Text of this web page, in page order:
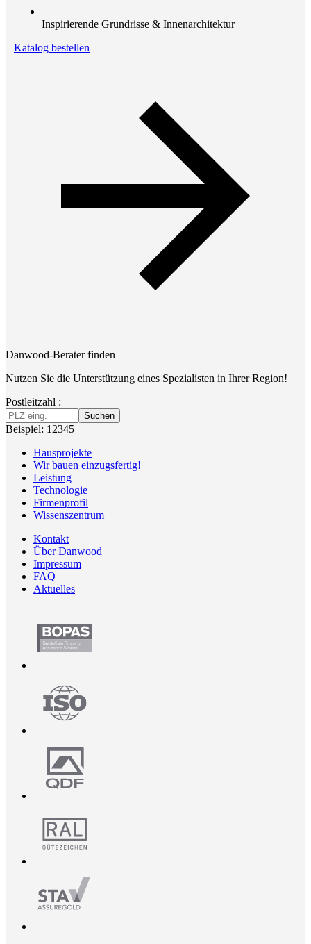
Inspirierende Grundrisse & Innenarchitektur
Katalog bestellen
Danwood-Berater finden
Nutzen Sie die Unterstützung eines Spezialisten in Ihrer Region!
Postleitzahl :
Suchen
Beispiel: 12345
Hausprojekte
Wir bauen einzugsfertig!
Leistung
Technologie
Firmenprofil
Wissenszentrum
Kontakt
Über Danwood
Impressum
FAQ
Aktuelles